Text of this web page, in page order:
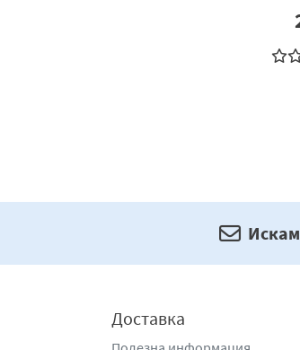
Доставка